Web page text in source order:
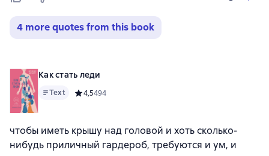
4 more quotes from this book
Как стать леди
Text Средний рейтинг 4,5 на основе 494 оценок
4,5494
чтобы иметь крышу над головой и хоть сколько-
нибудь приличный гардероб, требуются и ум, и